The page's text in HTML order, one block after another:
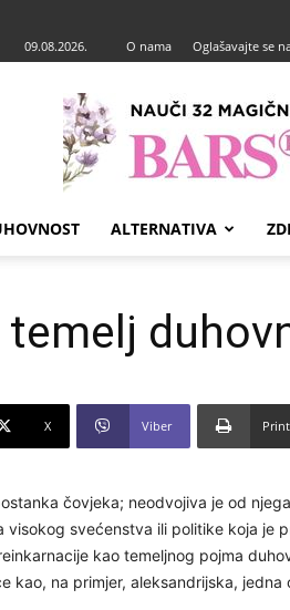
09.08.2026. O nama Oglašavajte se
ALTERNATIVA
X Viber Print
čovjeka; neodvojiva je od
visokog svećenstva ili politike koja je
kao temeljnog pojma
kao, na primjer, aleksandrijska, jedna